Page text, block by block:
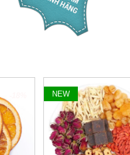
NEW